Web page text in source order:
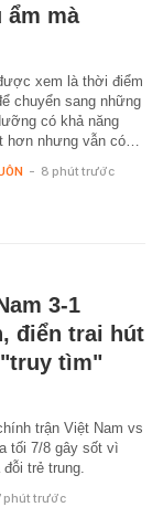
ẩm mà
xem là thời điểm
chuyển sang những
có khả năng
hơn nhưng vẫn có…
- 8 phút trước
3-1
điển trai hút
"truy tìm"
trận Việt Nam vs
tối 7/8 gây sốt vì
trẻ trung.
phút trước